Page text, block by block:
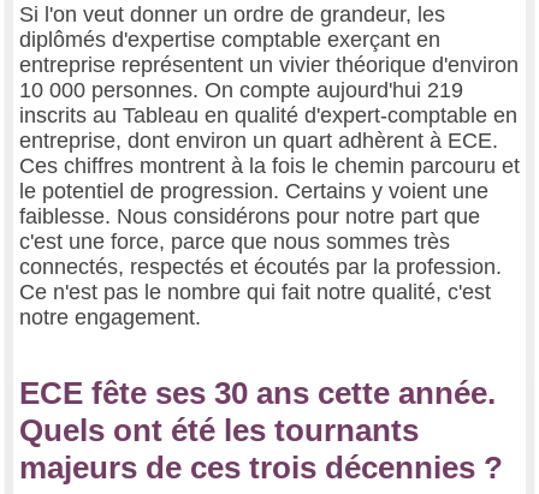
Si l'on veut donner un ordre de grandeur, les
diplômés d'expertise comptable exerçant en
entreprise représentent un vivier théorique d'environ
10 000 personnes. On compte aujourd'hui 219
inscrits au Tableau en qualité d'expert-comptable en
entreprise, dont environ un quart adhèrent à ECE.
Ces chiffres montrent à la fois le chemin parcouru et
le potentiel de progression. Certains y voient une
faiblesse. Nous considérons pour notre part que
c'est une force, parce que nous sommes très
connectés, respectés et écoutés par la profession.
Ce n'est pas le nombre qui fait notre qualité, c'est
notre engagement.
ECE fête ses 30 ans cette année.
Quels ont été les tournants
majeurs de ces trois décennies ?